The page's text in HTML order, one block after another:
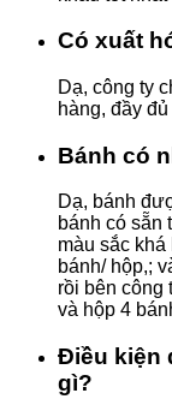
Có xuất
Dạ, công ty
hàng, đầy
Bánh có
Dạ, bánh
bánh có sẵn
màu sắc
bánh/ hộp,;
rồi bên công
và hộp 4
Điều kiện
gì?